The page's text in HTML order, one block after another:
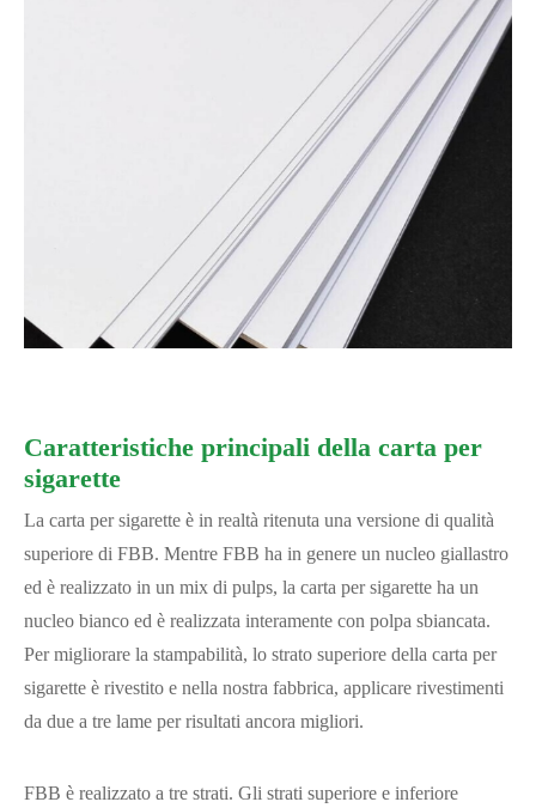
Caratteristiche principali della carta per
sigarette
La carta per sigarette è in realtà ritenuta una versione di qualità
superiore di FBB. Mentre FBB ha in genere un nucleo giallastro
ed è realizzato in un mix di pulps, la carta per sigarette ha un
nucleo bianco ed è realizzata interamente con polpa sbiancata.
Per migliorare la stampabilità, lo strato superiore della carta per
sigarette è rivestito e nella nostra fabbrica, applicare rivestimenti
da due a tre lame per risultati ancora migliori.
FBB è realizzato a tre strati. Gli strati superiore e inferiore